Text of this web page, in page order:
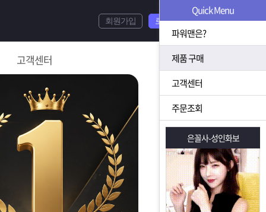
고객센터
회원가입 로그인
Quick Menu
파워맨은?
제품 구매
고객센터
주문조회
은꼴사-성인화보 은꼴사-성인화보